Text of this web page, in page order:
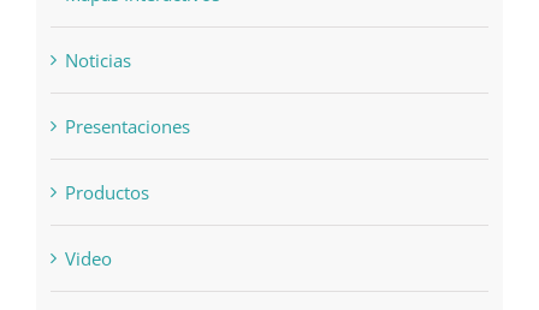
Noticias
Presentaciones
Productos
Video